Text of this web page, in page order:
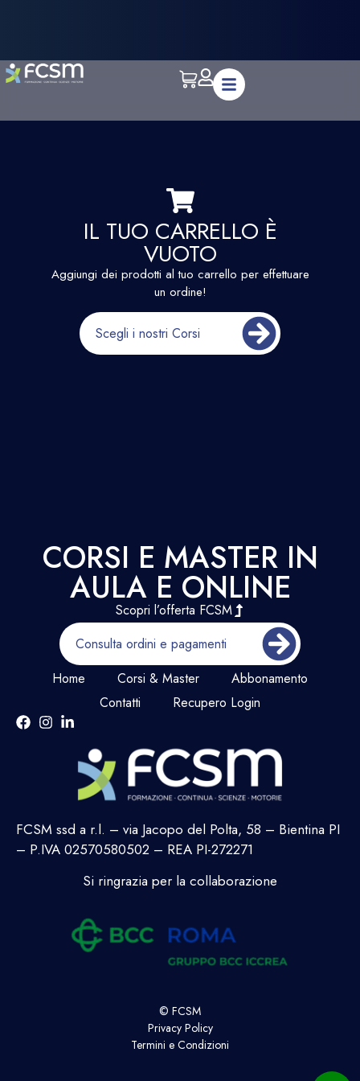
IL TUO CARRELLO È
VUOTO
Aggiungi dei prodotti al tuo carrello per effettuare
un ordine!
Scegli i nostri Corsi
CORSI E MASTER IN
AULA E ONLINE
Scopri l’offerta FCSM
Consulta ordini e pagamenti
Home
Corsi & Master
Abbonamento
Contatti
Recupero Login
FCSM ssd a r.l. – via Jacopo del Polta, 58 – Bientina PI
– P.IVA 02570580502 – REA PI-272271
Si ringrazia per la collaborazione
© FCSM
Privacy Policy
Termini e Condizioni